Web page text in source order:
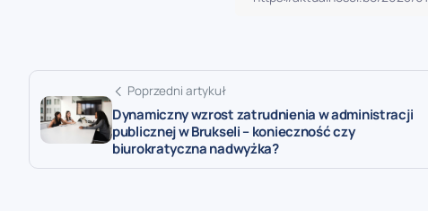
Poprzedni artykuł
Dynamiczny wzrost zatrudnienia w administracji
publicznej w Brukseli – konieczność czy
biurokratyczna nadwyżka?